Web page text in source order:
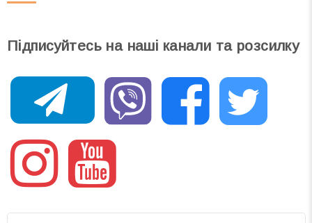
Підписуйтесь на наші канали та розсилку